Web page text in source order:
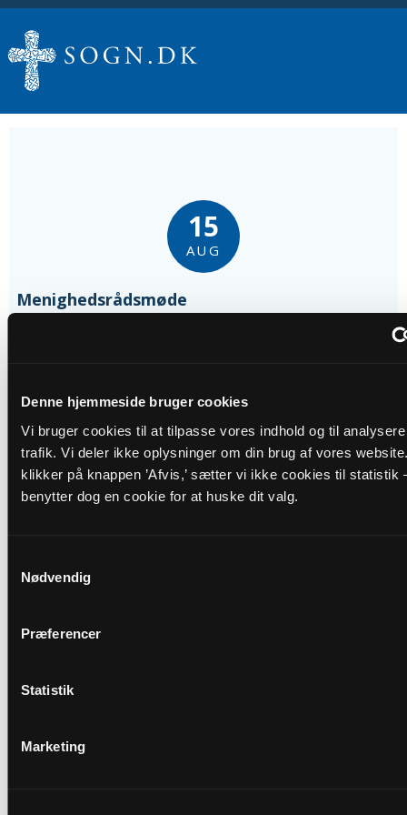
Denne hjemmeside bruger cookies
Vi bruger cookies til at tilpasse vores indhold og til
trafik. Vi deler ikke oplysninger om din brug af vores
klikker på knappen ’Afvis,’ sætter vi ikke cookies til statistik
benytter dog en cookie for at huske dit valg.
Nødvendig
Præferencer
Statistik
Marketing
15
AUG
Menighedsrådsmøde
Adresse
Herstedvester Kirke,Herstedvester Kirkevej 2,2620
Albertslund
https://landing.churchdesk.com/da/e/24986579/